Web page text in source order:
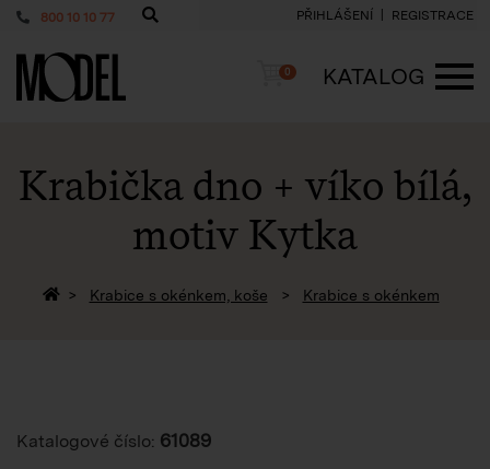
800 10 10 77 PŘIHLÁŠENÍ REGISTRACE
PackShop Košík
0
KATALOG
Krabička dno + víko bílá,
motiv Kytka
Zpět na homepage
Krabice s okénkem, koše Krabice s okénkem
Katalogové číslo: 61089